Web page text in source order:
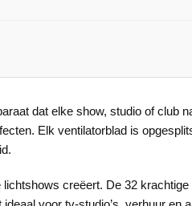
dat elke show, studio of club
Elk ventilatorblad is
creëert. De 32 krachtige